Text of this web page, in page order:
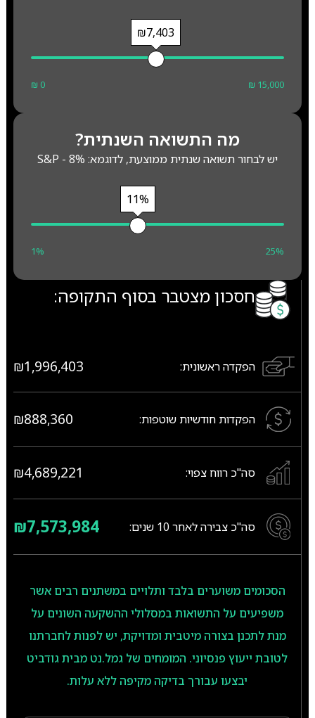
₪7,403
₪ 0 ₪ 15,000
מה התשואה השנתית?
יש לבחור תשואה שנתית ממוצעת, לדוגמא: S&P - 8%
11%
1% 25%
חסכון מצטבר בסוף התקופה:
הפקדה ראשונית: ₪1,996,403
הפקדות חודשיות שוטפות: ₪888,360
סה"כ רווח צפוי: ₪4,689,221
סה"כ צבירה לאחר 10 שנים: ₪7,573,984
הסכומים משוערים בלבד ותלויים במשתנים רבים אשר
משפיעים על התשואות במסלולי ההשקעה השונים על
מנת לתכנן בצורה מיטבית ומדויקת, יש לפנות לחברתנו
לטובת ייעוץ פנסיוני. המומחים של גמל.נט מבית גודביט
יבצעו עבורך בדיקה מקיפה ללא עלות.